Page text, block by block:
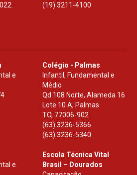
(19) 3211-4100
e
Colégio - Palmas
Infantil, Fundamental e
Médio
Qd.108 Norte, Alameda 16
Lote 10 A, Palmas
TO, 77006-902
(63) 3236-5366
(63) 3236-5340
e
Escola Técnica Vital
Brasil – Dourados